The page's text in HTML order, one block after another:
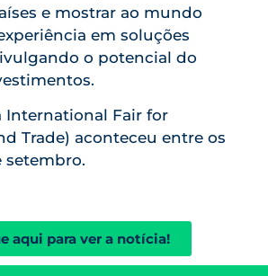
e mostrar ao mundo
em soluções
o potencial do
International Fair for
Trade) aconteceu entre os
setembro.
aqui para ver a notícia!